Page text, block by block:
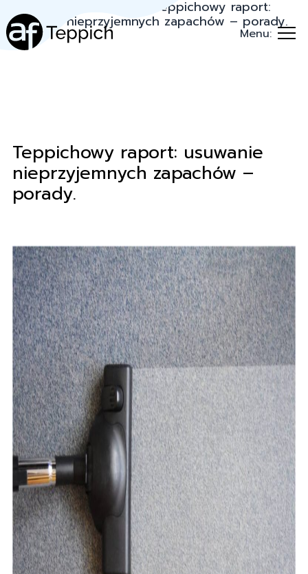
Menu:
Teppichowy raport:
usuwanie nieprzyjemnych zapachów – porady.
Teppichowy raport: usuwanie
nieprzyjemnych zapachów –
porady.